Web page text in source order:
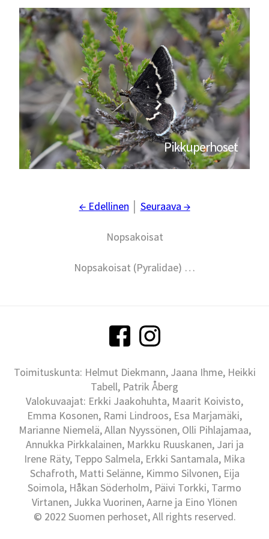
Pikkuperhoset
← Edellinen Seuraava →
Nopsakoisat
Nopsakoisat (Pyralidae) …
Toimituskunta: Helmut Diekmann, Jaana Ihme, Heikki
Tabell, Patrik Åberg
Valokuvaajat: Erkki Jaakohuhta, Maarit Koivisto,
Emma Kosonen, Rami Lindroos, Esa Marjamäki,
Marianne Niemelä, Allan Nyyssönen, Olli Pihlajamaa,
Annukka Pirkkalainen, Markku Ruuskanen, Jari ja
Irene Räty, Teppo Salmela, Erkki Santamala, Mika
Schafroth, Matti Selänne, Kimmo Silvonen, Eija
Soimola, Håkan Söderholm, Päivi Torkki, Tarmo
Virtanen, Jukka Vuorinen, Aarne ja Eino Ylönen
© 2022 Suomen perhoset, All rights reserved.